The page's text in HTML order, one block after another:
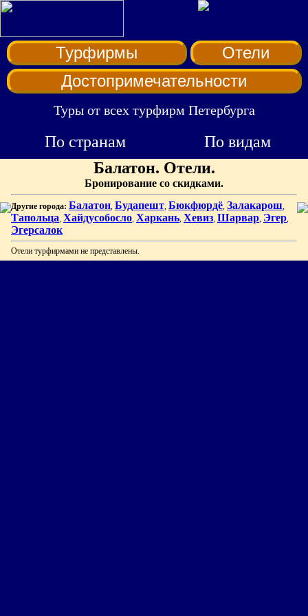
Турфирмы
Отели
Достопримечательности
Туры от всех турфирм Петербурга
По странам
По видам
Балатон. Отели.
Бронирование со скидками.
Другие города: Балатон, Будапешт, Бюкфюрдё, Залакарош,
Тапольца, Хайдусобосло, Харкань, Хевиз, Шарвар, Эгер,
Эгерсалок
Отели турфирмами не представлены.